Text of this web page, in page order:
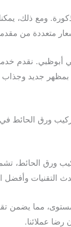
أبوظبي. نقدم
بمظهر جديد
ورق الحائط
ورق الحائط،
التقنيات
مما يضمن
رضا عملائنا.